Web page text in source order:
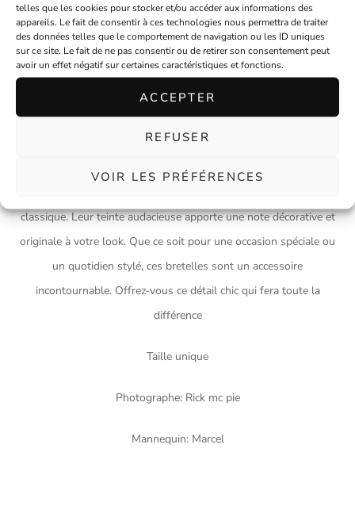
telles que les cookies pour stocker et/ou accéder aux informations des
appareils. Le fait de consentir à ces technologies nous permettra de traiter
des données telles que le comportement de navigation ou les ID uniques
sur ce site. Le fait de ne pas consentir ou de retirer son consentement peut
avoir un effet négatif sur certaines caractéristiques et fonctions.
ACCEPTER
REFUSER
VOIR LES PRÉFÉRENCES
Informations complémentaires
Description
Ajoutez une touche d’élégance à votre tenue avec nos bretelles
pour homme couleur moutarde. Ajustables pour un confort
classique. Leur teinte audacieuse apporte une note décorative et
originale à votre look. Que ce soit pour une occasion spéciale ou
un quotidien stylé, ces bretelles sont un accessoire
incontournable. Offrez-vous ce détail chic qui fera toute la
différence
Taille unique
Photographe: Rick mc pie
Mannequin: Marcel